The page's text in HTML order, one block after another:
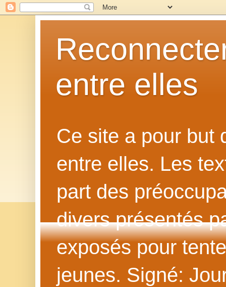
entre elles
Ce site a pour but
entre elles. Les
part des
divers présentés
exposés pour
jeunes. Signé: